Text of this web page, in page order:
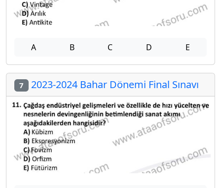
A B C D E
7 2023-2024 Bahar Dönemi Final Sınavı